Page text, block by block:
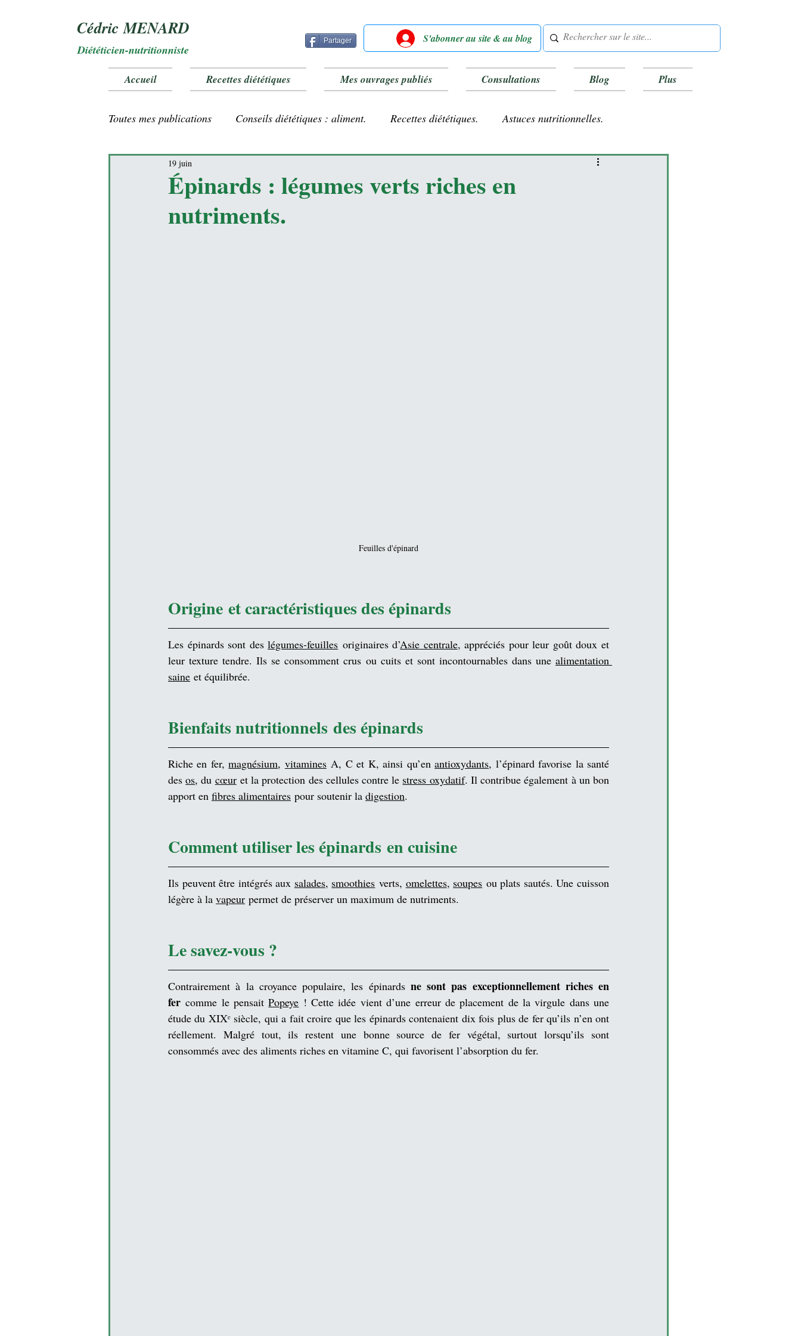
Cédric MENARD
Diététicien-nutritionniste
Partager S'abonner au site & au blog
Accueil Recettes diététiques Mes ouvrages publiés Consultations Blog Plus
Toutes mes publications Conseils diététiques : aliment. Recettes diététiques. Astuces nutritionnelles.
Vitamines et oligo éléments
Épinards : légumes verts riches en
nutriments.
19 juin
Feuilles d'épinard
Origine et caractéristiques des épinards
Les épinards sont des légumes-feuilles originaires d’Asie centrale, appréciés pour leur goût doux et
leur texture tendre. Ils se consomment crus ou cuits et sont incontournables dans une alimentation
saine et équilibrée.
Bienfaits nutritionnels des épinards
Riche en fer, magnésium, vitamines A, C et K, ainsi qu’en antioxydants, l’épinard favorise la santé
des os, du cœur et la protection des cellules contre le stress oxydatif. Il contribue également à un bon
apport en fibres alimentaires pour soutenir la digestion.
Comment utiliser les épinards en cuisine
Ils peuvent être intégrés aux salades, smoothies verts, omelettes, soupes ou plats sautés. Une cuisson
légère à la vapeur permet de préserver un maximum de nutriments.
Le savez-vous ?
Contrairement à la croyance populaire, les épinards ne sont pas exceptionnellement riches en
fer comme le pensait Popeye ! Cette idée vient d’une erreur de placement de la virgule dans une
étude du XIXᵉ siècle, qui a fait croire que les épinards contenaient dix fois plus de fer qu’ils n’en ont
réellement. Malgré tout, ils restent une bonne source de fer végétal, surtout lorsqu’ils sont
consommés avec des aliments riches en vitamine C, qui favorisent l’absorption du fer.